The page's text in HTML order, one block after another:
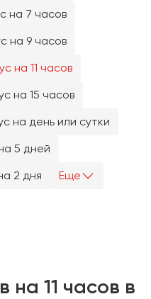
на 7 часов
на 9 часов
на 11 часов
на 15 часов
на день или сутки
5 дней
2 дня Еще
на 11 часов в